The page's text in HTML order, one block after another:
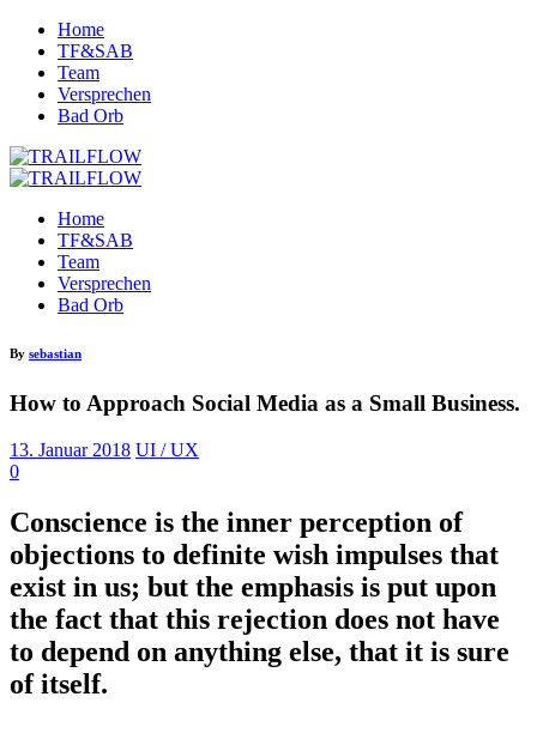
Home
TF&SAB
Team
Versprechen
Bad Orb
Home
TF&SAB
Team
Versprechen
Bad Orb
By sebastian
How to Approach Social Media as a Small Business.
13. Januar 2018 UI / UX
0
Conscience is the inner perception of
objections to definite wish impulses that
exist in us; but the emphasis is put upon
the fact that this rejection does not have
to depend on anything else, that it is sure
of itself.